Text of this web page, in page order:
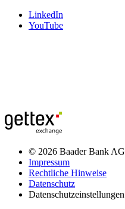
LinkedIn
YouTube
© 2026 Baader Bank AG
Impressum
Rechtliche Hinweise
Datenschutz
Datenschutzeinstellungen